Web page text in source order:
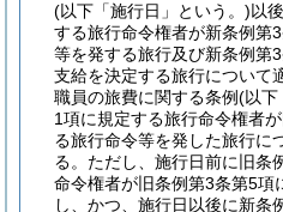
(以下「施行日」という。)以
する旅行命令権者が新条例第
等を発する旅行及び新条例第
支給を決定する旅行について
職員の旅費に関する条例(以下
1項に規定する旅行命令権者
る旅行命令等を発した旅行に
る。 ただし、施行日前に旧条
命令権者が旧条例第3条第5項
し、かつ、施行日以後に新条